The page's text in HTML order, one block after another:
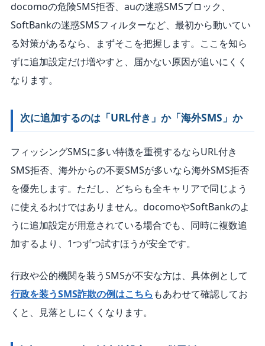
docomoの危険SMS拒否、auの迷惑SMSブロック、
SoftBankの迷惑SMSフィルターなど、最初から動いてい
る対策があるなら、まずそこを把握します。ここを知ら
ずに追加設定だけ増やすと、届かない原因が追いにくく
なります。
次に追加するのは「URL付き」か「海外SMS」か
フィッシングSMSに多い特徴を重視するならURL付き
SMS拒否、海外からの不要SMSが多いなら海外SMS拒否
を優先します。ただし、どちらも全キャリアで同じよう
に使えるわけではありません。docomoやSoftBankのよ
うに追加設定が用意されている場合でも、同時に複数追
加するより、1つずつ試すほうが安全です。
行政や公的機関を装うSMSが不安な方は、具体例として
行政を装うSMS詐欺の例はこちら もあわせて確認してお
くと、見落としにくくなります。